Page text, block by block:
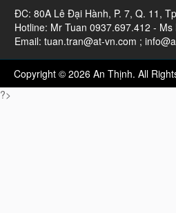
ĐC: 80A Lê Đại Hành, P. 7, Q. 11,
Hotline: Mr Tuan 0937.697.412 -
Email: tuan.tran@at-vn.com ;
Copyright © 2026 An Thịnh. All
?>